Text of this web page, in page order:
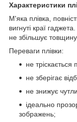
Характеристики
М'яка плівка,
вигнуті краї
не збільшує
Переваги плівки:
не тріскається
не зберігає
не знижує
ідеально
зображень;